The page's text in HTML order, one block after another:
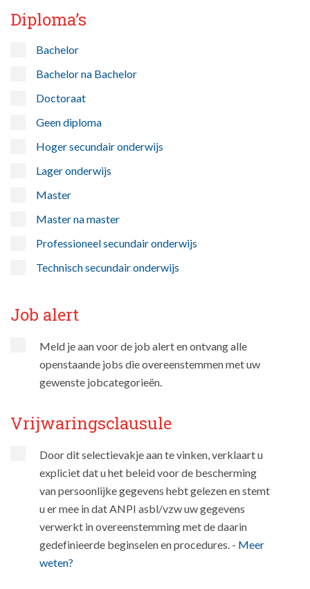
Diploma’s
Bachelor
Bachelor na Bachelor
Doctoraat
Geen diploma
Hoger secundair onderwijs
Lager onderwijs
Master
Master na master
Professioneel secundair onderwijs
Technisch secundair onderwijs
Job alert
Meld je aan voor de job alert en ontvang alle
openstaande jobs die overeenstemmen met uw
gewenste jobcategorieën.
Vrijwaringsclausule
Door dit selectievakje aan te vinken, verklaart u
expliciet dat u het beleid voor de bescherming
van persoonlijke gegevens hebt gelezen en stemt
u er mee in dat ANPI asbl/vzw uw gegevens
verwerkt in overeenstemming met de daarin
gedefinieerde beginselen en procedures. - Meer
weten?